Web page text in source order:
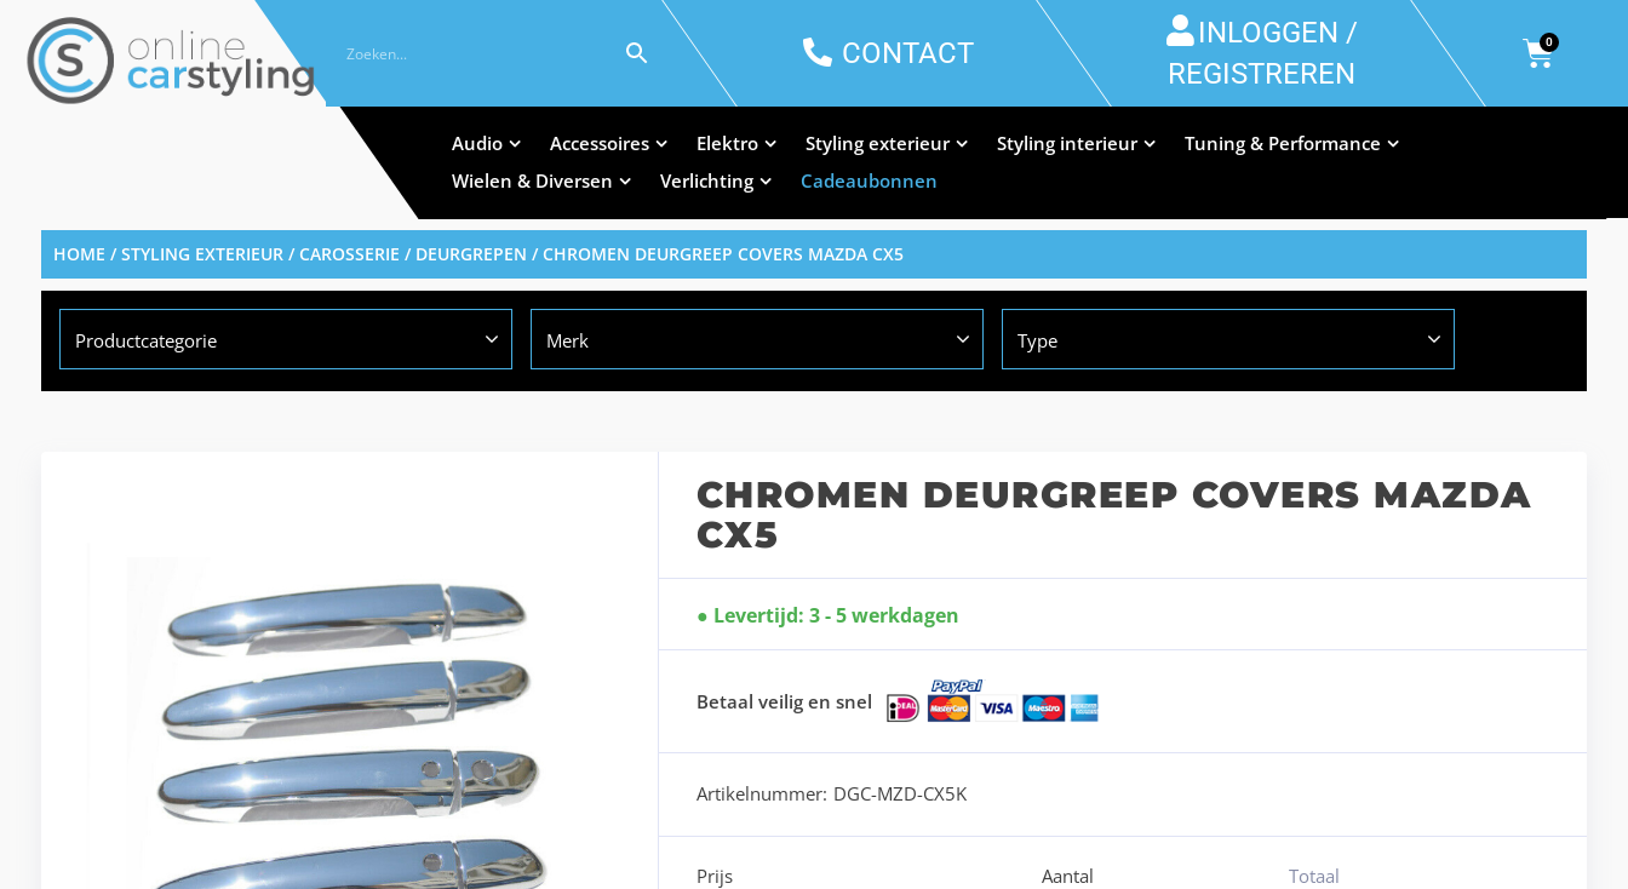
CONTACT
INLOGGEN /
REGISTREREN
0
Audio Accessoires Elektro Styling exterieur Styling interieur
Tuning & Performance
Wielen & Diversen
Verlichting Cadeaubonnen
HOME /STYLING EXTERIEUR/CAROSSERIE / DEURGREPEN / CHROMEN DEURGREEP COVERS MAZDA CX5
Productcategorie Merk Type
CHROMEN DEURGREEP COVERS MAZDA
CX5
Levertijd: 3 - 5 werkdagen
Betaal veilig en snel
Artikelnummer: DGC-MZD-CX5K
Prijs
Aantal
Totaal